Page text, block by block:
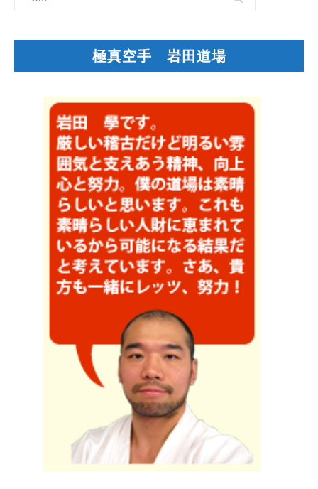
極真空手 岩田道場